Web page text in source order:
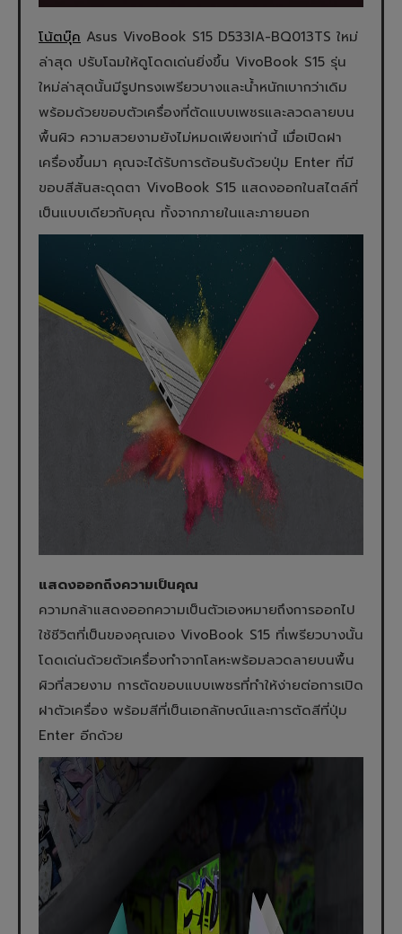
โน้ตบุ๊ค Asus VivoBook S15 D533IA-BQ013TS ใหม่
ล่าสุด ปรับโฉมให้ดูโดดเด่นยิ่งขึ้น VivoBook S15 รุ่น
ใหม่ล่าสุดนั้นมีรูปทรงเพรียวบางและน้ำหนักเบากว่าเดิม
พร้อมด้วยขอบตัวเครื่องที่ตัดแบบเพชรและลวดลายบน
พื้นผิว ความสวยงามยังไม่หมดเพียงเท่านี้ เมื่อเปิดฝา
เครื่องขึ้นมา คุณจะได้รับการต้อนรับด้วยปุ่ม Enter ที่มี
ขอบสีสันสะดุดตา VivoBook S15 แสดงออกในสไตล์ที่
เป็นแบบเดียวกับคุณ ทั้งจากภายในและภายนอก
แสดงออกถึงความเป็นคุณ
ความกล้าแสดงออกความเป็นตัวเองหมายถึงการออกไป
ใช้ชีวิตที่เป็นของคุณเอง VivoBook S15 ที่เพรียวบางนั้น
โดดเด่นด้วยตัวเครื่องทำจากโลหะพร้อมลวดลายบนพื้น
ผิวที่สวยงาม การตัดขอบแบบเพชรที่ทำให้ง่ายต่อการเปิด
ฝาตัวเครื่อง พร้อมสีที่เป็นเอกลักษณ์และการตัดสีที่ปุ่ม
Enter อีกด้วย